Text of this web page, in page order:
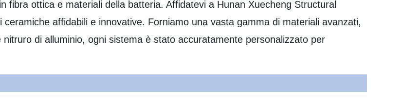
fibra ottica e materiali della batteria. Affidatevi a Hunan Xuecheng Structural
affidabili e innovative. Forniamo una vasta gamma di materiali avanzati,
di alluminio, ogni sistema è stato accuratamente personalizzato per